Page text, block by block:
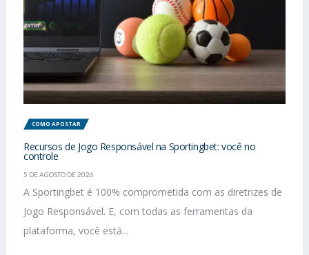
COMO APOSTAR
Recursos de Jogo Responsável na Sportingbet: você no
controle
5 DE AGOSTO DE 2026
A Sportingbet é 100% comprometida com as diretrizes de
Jogo Responsável. E, com todas as ferramentas da
plataforma, você está...